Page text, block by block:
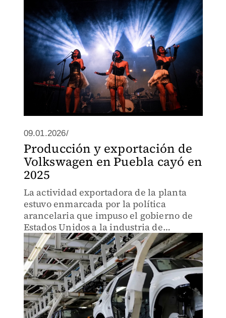
09.01.2026/
Producción y exportación de
Volkswagen en Puebla cayó en
2025
La actividad exportadora de la planta
estuvo enmarcada por la política
arancelaria que impuso el gobierno de
Estados Unidos a la industria de
vehículos.